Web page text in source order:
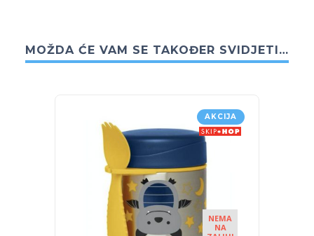
MOŽDA ĆE VAM SE TAKOĐER SVIDJETI…
AKCIJA
NEMA
NA